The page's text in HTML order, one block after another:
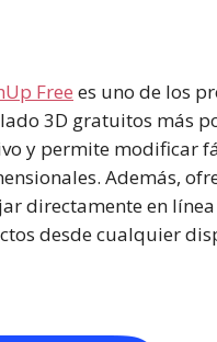
Free es uno de los
3D gratuitos más
y permite modificar
Además,
directamente en línea
desde cualquier